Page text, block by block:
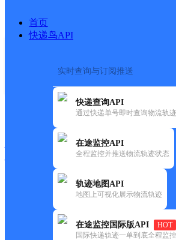
首页
快递鸟API
实时查询与订阅推送
快递查询API
通过快递单号即时查询物流轨迹
在途监控API
全程监控并推送物流轨迹状态
轨迹地图API
地图上可视化展示物流轨迹
在途监控国际版API
HOT
国际快递轨迹一单到底全程监控
快运大全
中通
呼市北二环分部